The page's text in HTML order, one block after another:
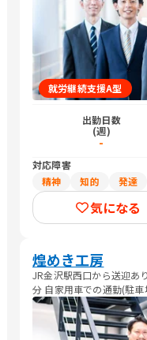
就労継続支援A型
出勤日数
(週)
-
対応障害
精神
知的 発達
気になる
煌めき工房
JR金沢駅西口から送迎あ
分 自家用車での通勤(駐